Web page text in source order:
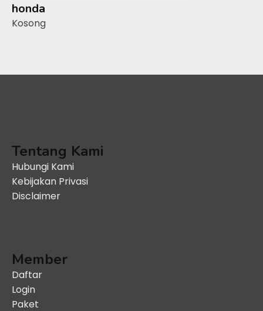
honda
Kosong
Tentang Kami
Hubungi Kami
Kebijakan Privasi
Disclaimer
Member
Daftar
Login
Paket